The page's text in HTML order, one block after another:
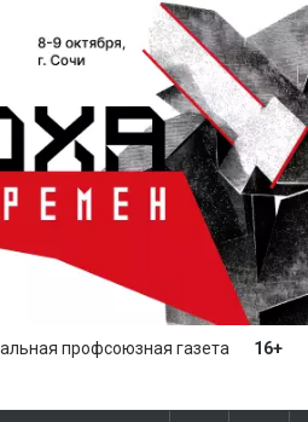
профсоюзная газета 16+